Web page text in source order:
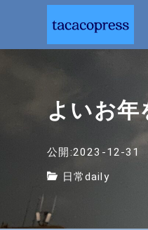
よいお年
公開:2023-12-31
日常daily